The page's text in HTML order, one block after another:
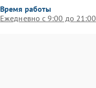
Время работы
Ежедневно с 9:00 до 21:00